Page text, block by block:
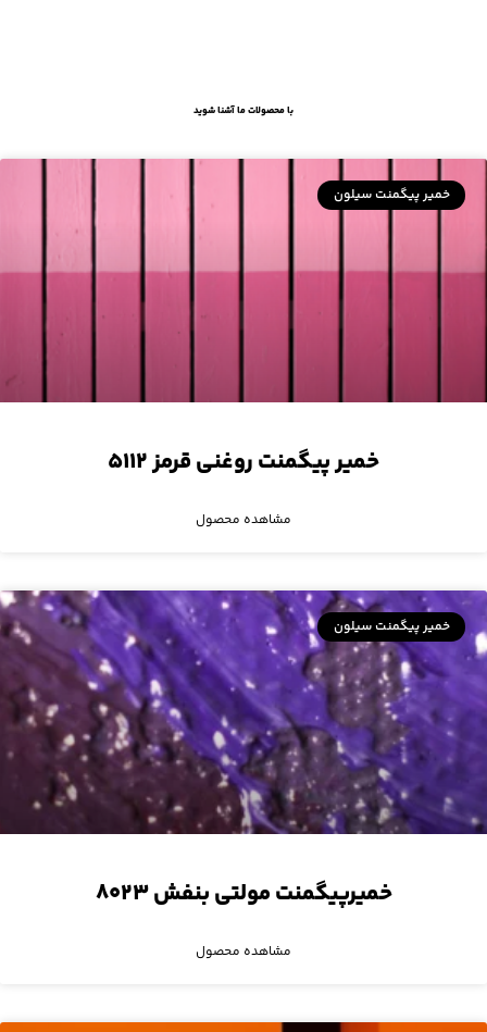
با محصولات ما آشنا شوید
خمیر پیگمنت سیلون
خمیر پیگمنت روغنی قرمز ۵۱۱۲
مشاهده محصول
خمیر پیگمنت سیلون
خمیرپیگمنت مولتی بنفش ۸۰۲۳
مشاهده محصول